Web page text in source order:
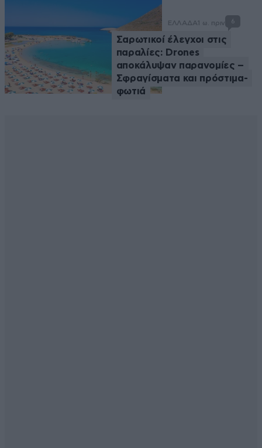
ΕΛΛΑΔΑ 1 ω. πριν 6
Σαρωτικοί έλεγχοι στις
παραλίες: Drones
αποκάλυψαν παρανομίες –
Σφραγίσματα και πρόστιμα-
φωτιά